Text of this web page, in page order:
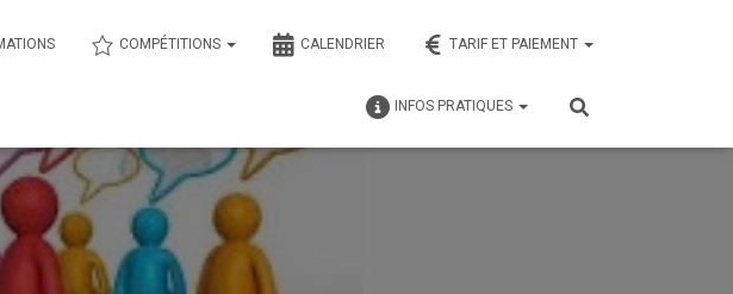
COMPÉTITIONS CALENDRIER TARIF ET PAIEMENT
INFOS PRATIQUES